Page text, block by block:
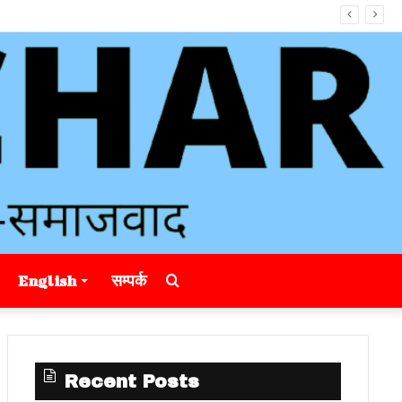
English सम्पर्क Search
for
Recent Posts